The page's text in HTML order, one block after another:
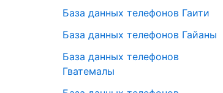
База данных телефонов Гаити
База данных телефонов Гайаны
База данных телефонов
Гватемалы